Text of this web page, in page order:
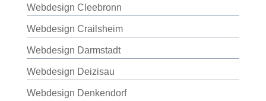
Webdesign Cleebronn
Webdesign Crailsheim
Webdesign Darmstadt
Webdesign Deizisau
Webdesign Denkendorf